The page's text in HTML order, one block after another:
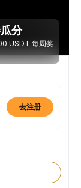
分
USDT 每周奖
去注册